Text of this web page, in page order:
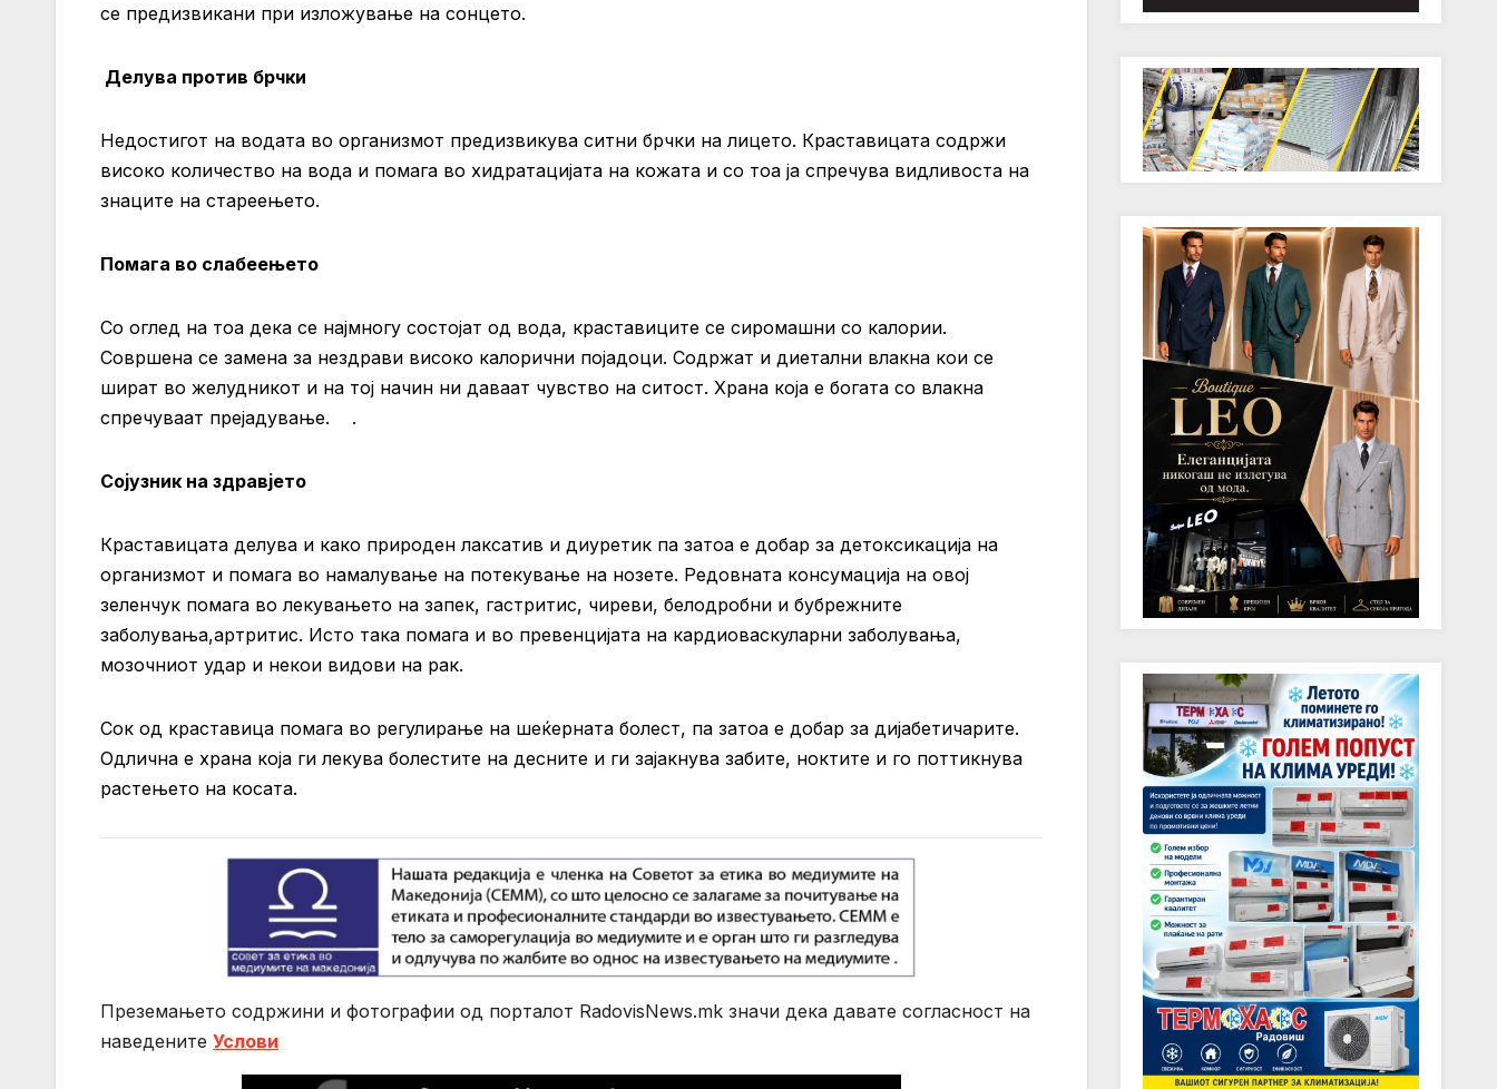
се предизвикани при изложување на сонцето.
Делува против брчки
Недостигот на водата во организмот предизвикува ситни брчки на лицето. Краставицата содржи
високо количество на вода и помага во хидратацијата на кожата и со тоа ја спречува видливоста на
знаците на стареењето.
Помага во слабеењето
Со оглед на тоа дека се најмногу состојат од вода, краставиците се сиромашни со калории.
Совршена се замена за нездрави високо калорични појадоци. Содржат и диетални влакна кои се
шират во желудникот и на тој начин ни даваат чувство на ситост. Храна која е богата со влакна
спречуваат прејадување. .
Сојузник на здравјето
Краставицата делува и како природен лаксатив и диуретик па затоа е добар за детоксикација на
организмот и помага во намалување на потекување на нозете. Редовната консумација на овој
зеленчук помага во лекувањето на запек, гастритис, чиреви, белодробни и бубрежните
заболувања,артритис. Исто така помага и во превенцијата на кардиоваскуларни заболувања,
мозочниот удар и некои видови на рак.
Сок од краставица помага во регулирање на шеќерната болест, па затоа е добар за дијабетичарите.
Одлична е храна која ги лекува болестите на десните и ги зајакнува забите, ноктите и го поттикнува
растењето на косата.
Преземањето содржини и фотографии од порталот RadovisNews.mk значи дека давате согласност на
нaведените Услови